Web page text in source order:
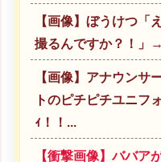
【画像】ぼうけつ「
撮るんですか？！」
【画像】アナウンサ
トのピチピチユニフ
ｨ！！...
【衝撃画像】ババア